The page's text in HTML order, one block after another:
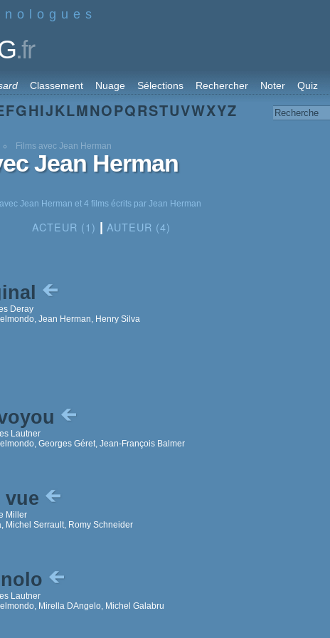
.fr
Classement Nuage Sélections Rechercher Noter Quiz
FGHIJKLMNOPQRSTUVWXYZ
Films avec Jean Herman
Jean Herman
Jean Herman et 4 films écrits par Jean Herman
ACTEUR (1) | AUTEUR (4)
Deray
Jean Herman, Henry Silva
Lautner
Georges Géret, Jean-François Balmer
vue
Miller
Michel Serrault, Romy Schneider
Lautner
Mirella DAngelo, Michel Galabru